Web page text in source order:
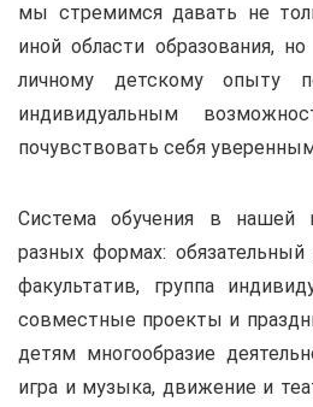
мы стремимся давать не
иной области образования,
личному детскому опыту
индивидуальным
почувствовать себя
Система обучения в нашей
разных формах:
факультатив, группа
совместные проекты и
детям многообразие
игра и музыка, движение и